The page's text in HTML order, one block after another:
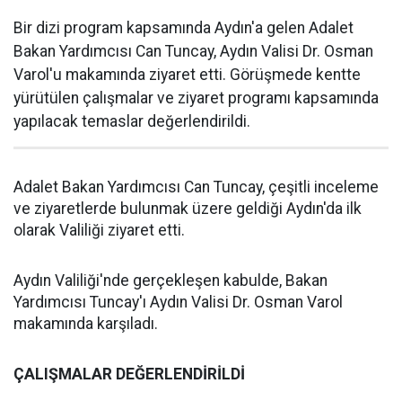
Bir dizi program kapsamında Aydın'a gelen Adalet
Bakan Yardımcısı Can Tuncay, Aydın Valisi Dr. Osman
Varol'u makamında ziyaret etti. Görüşmede kentte
yürütülen çalışmalar ve ziyaret programı kapsamında
yapılacak temaslar değerlendirildi.
Adalet Bakan Yardımcısı Can Tuncay, çeşitli inceleme
ve ziyaretlerde bulunmak üzere geldiği Aydın'da ilk
olarak Valiliği ziyaret etti.
Aydın Valiliği'nde gerçekleşen kabulde, Bakan
Yardımcısı Tuncay'ı Aydın Valisi Dr. Osman Varol
makamında karşıladı.
ÇALIŞMALAR DEĞERLENDİRİLDİ